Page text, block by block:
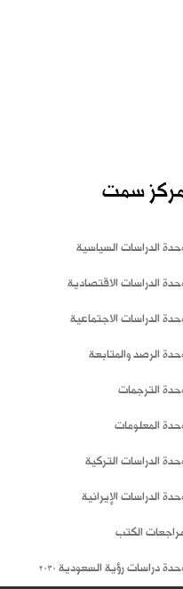
سمت
الدراسات السياسية
الدراسات الاقتصادية
الدراسات الاجتماعية
الرصد والمتابعة
الترجمات
المعلومات
الدراسات التركية
الدراسات الإيرانية
الكتب
دراسات رؤية السعودية 2030